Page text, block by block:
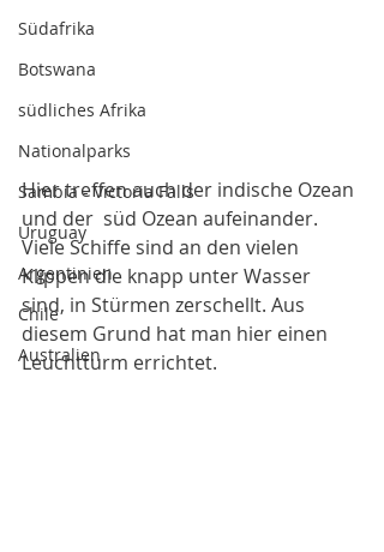
Südafrika
Botswana
südliches Afrika
Nationalparks
Sambia - Victoria Falls
Uruguay
Argentinien
Chile
Australien
Hier treffen auch der indische Ozean
und der  süd Ozean aufeinander.
Viele Schiffe sind an den vielen
Klippen die knapp unter Wasser
sind, in Stürmen zerschellt. Aus
diesem Grund hat man hier einen
Leuchtturm errichtet.